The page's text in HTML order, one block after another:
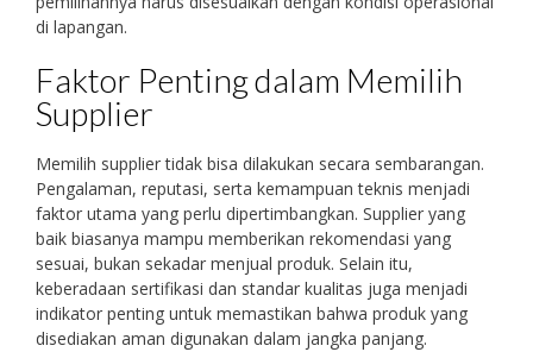
di lapangan.
Faktor Penting dalam Memilih
Supplier
Memilih supplier tidak bisa dilakukan secara sembarangan.
Pengalaman, reputasi, serta kemampuan teknis menjadi
faktor utama yang perlu dipertimbangkan. Supplier yang
baik biasanya mampu memberikan rekomendasi yang
sesuai, bukan sekadar menjual produk. Selain itu,
keberadaan sertifikasi dan standar kualitas juga menjadi
indikator penting untuk memastikan bahwa produk yang
disediakan aman digunakan dalam jangka panjang.